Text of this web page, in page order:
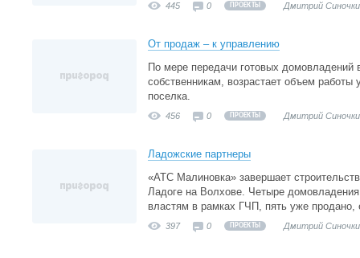
445 0 ПРОЕКТЫ Дмитрий
От продаж – к управлению
По мере передачи готовых домовладений
собственникам, возрастает объем
поселка.
456 0 ПРОЕКТЫ Дмитрий
Ладожские партнеры
«АТС Малиновка» завершает
Ладоге на Волхове. Четыре
властям в рамках ГЧП, пять уже
397 0 ПРОЕКТЫ Дмитрий